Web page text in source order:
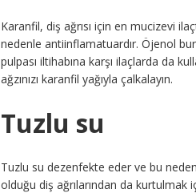
Karanfil, diş ağrısı için en mucizevi
nedenle antiinflamatuardır. Öjenol
pulpası iltihabına karşı ilaçlarda da
ağzınızı karanfil yağıyla çalkalayın.
Tuzlu su
Tuzlu su dezenfekte eder ve bu
olduğu diş ağrılarından da kurtulmak